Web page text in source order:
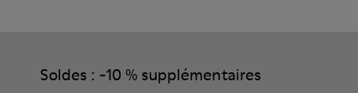
72 % cuir de vachette, 28 % fibre de bambou
produits d’entretien adaptés garantira la protection et la
durabilité accrue de vos chaussures.
Soldes : -10 % supplémentaires